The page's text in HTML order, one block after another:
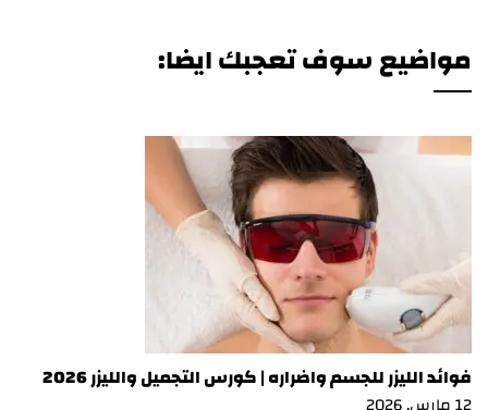
مواضيع سوف تعجبك ايضا:
فوائد الليزر للجسم واضراره | كورس التجميل والليزر 2026